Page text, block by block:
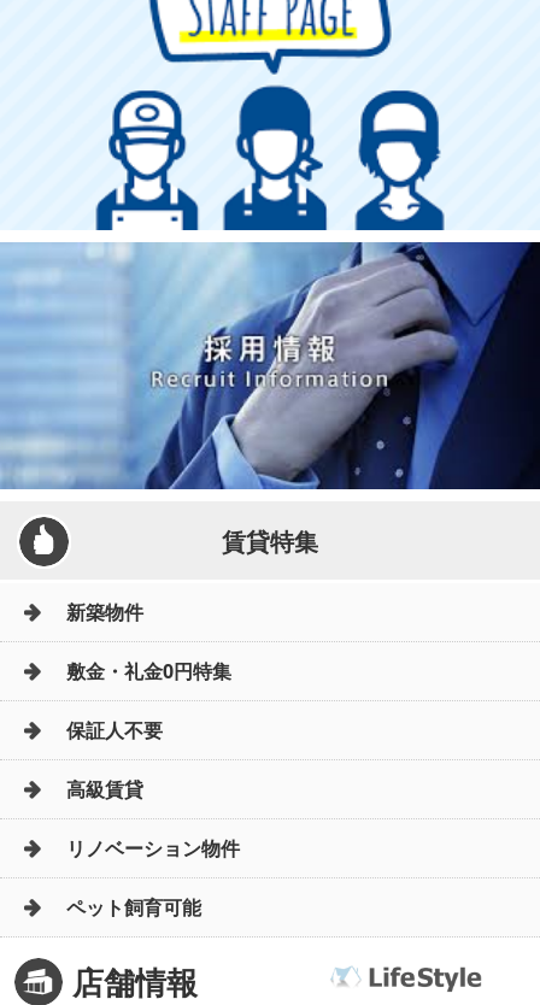
賃貸特集
新築物件
敷金・礼金0円特集
保証人不要
高級賃貸
リノベーション物件
ペット飼育可能
店舗情報